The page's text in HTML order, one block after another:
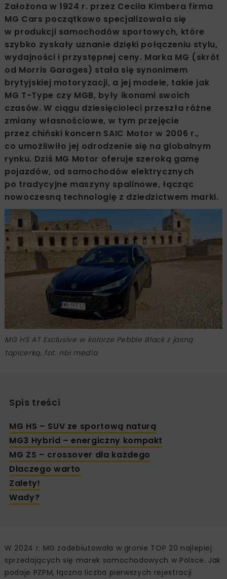
Założona w 1924 r. przez Cecila Kimbera firma
MG Cars początkowo specjalizowała się
w produkcji samochodów sportowych, które
szybko zyskały uznanie dzięki połączeniu stylu,
wydajności i przystępnej ceny. Marka MG (skrót
od Morris Garages) stała się synonimem
brytyjskiej motoryzacji, a jej modele, takie jak
MG T-Type czy MGB, były ikonami swoich
czasów. W ciągu dziesięcioleci przeszła różne
zmiany własnościowe, w tym przejęcie
przez chiński koncern SAIC Motor w 2006 r.,
co umożliwiło jej odrodzenie się na globalnym
rynku. Dziś MG Motor oferuje szeroką gamę
pojazdów, od samochodów elektrycznych
po tradycyjne maszyny spalinowe, łącząc
nowoczesną technologię z dziedzictwem marki.
MG HS AT Exclusive w kolorze Pebble Black z jasną
tapicerką, fot. nbi med!a
Spis treści
MG HS – SUV ze sportową naturą
MG3 Hybrid – energiczny kompakt
MG ZS – crossover dla każdego
Dlaczego warto
Zalety!
Wady?
W 2024 r. MG zadebiutowała w gronie TOP 20 najlepiej
sprzedających się marek samochodowych w Polsce. Jak
podaje PZPM, łączna liczba pierwszych rejestracji